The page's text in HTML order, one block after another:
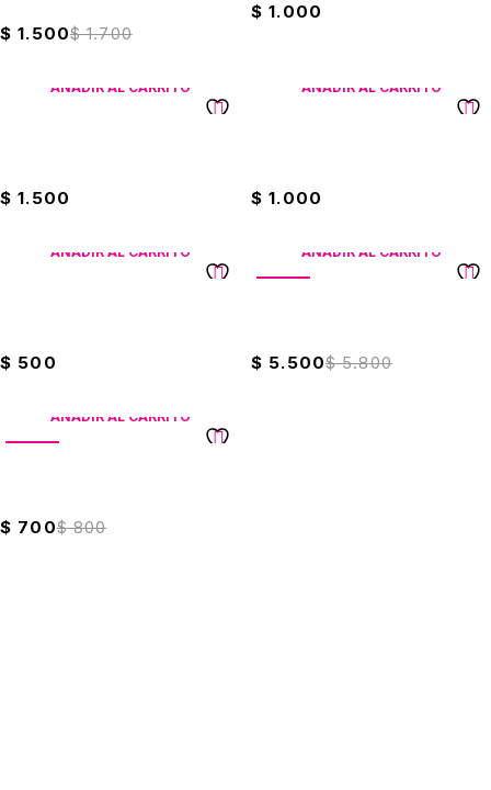
$1.700
$ 1.500
$ 1.000
AÑADIR AL CARRITO
$ 1.500
AÑADIR AL CARRITO
$ 1.000
AÑADIR AL CARRITO
$ 500
AÑADIR AL CARRITO
$5.800
$ 5.500
AÑADIR AL CARRITO
$800
$ 700